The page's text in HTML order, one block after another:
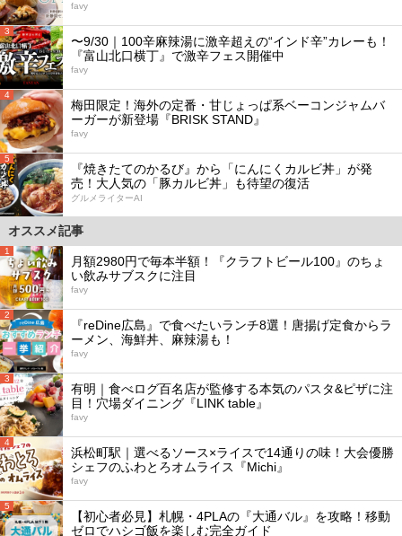
favy
3
〜9/30｜100辛麻辣湯に激辛超えの“インド辛”カレーも！
『富山北口横丁』で激辛フェス開催中
favy
4
梅田限定！海外の定番・甘じょっぱ系ベーコンジャムバ
ーガーが新登場『BRISK STAND』
favy
5
『焼きたてのかるび』から「にんにくカルビ丼」が発
売！大人気の「豚カルビ丼」も待望の復活
グルメライターAI
オススメ記事
1
月額2980円で毎本半額！『クラフトビール100』のちょ
い飲みサブスクに注目
favy
2
『reDine広島』で食べたいランチ8選！唐揚げ定食からラ
ーメン、海鮮丼、麻辣湯も！
favy
3
有明｜食べログ百名店が監修する本気のパスタ&ピザに注
目！穴場ダイニング『LINK table』
favy
4
浜松町駅｜選べるソース×ライスで14通りの味！大会優勝
シェフのふわとろオムライス『Michi』
favy
5
【初心者必見】札幌・4PLAの『大通バル』を攻略！移動
ゼロでハシゴ飯を楽しむ完全ガイド